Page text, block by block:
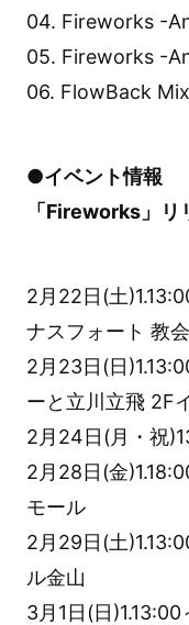
04. Fireworks -
05. Fireworks -
06. FlowBack
●イベント情報
「Fireworks」リ
2月22日(土
ナスフォート 教
2月23日(日
ーと立川立飛 2F
2月24日(月・祝
2月28日(金
モール
2月29日(土
ル金山
3月1日(日